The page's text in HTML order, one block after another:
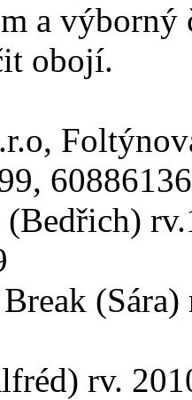
a výborný
obojí.
(Bedřich)
rv.